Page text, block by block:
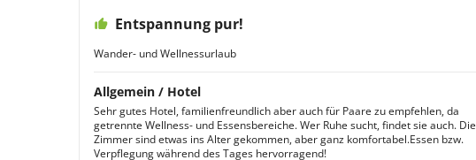
Entspannung pur!
Wander- und Wellnessurlaub
Allgemein / Hotel
Sehr gutes Hotel, familienfreundlich aber auch für Paare zu empfehlen, da
getrennte Wellness- und Essensbereiche. Wer Ruhe sucht, findet sie auch. Die
Zimmer sind etwas ins Alter gekommen, aber ganz komfortabel.Essen bzw.
Verpflegung während des Tages hervorragend!